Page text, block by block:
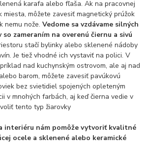
karafa alebo fľaša. Ak na pracovnej
môžete zavesiť magnetický prúžok
nemu nože.Vedome sa vzdávame silných
zameraním na overenú čiernu a sivú
stačí bylinky alebo sklenené nádoby
Je tiež vhodné ich vystaviť na polici. V
nad kuchynským ostrovom, ale aj nad
barom, môžete zavesiť pavúkovú
bez svietidiel spojených opleteným
v mnohých farbách, aj keď čierna vedie v
tento typ žiarovky
interiéru nám pomôže vytvoriť kvalitné
ocele a sklenené alebo keramické